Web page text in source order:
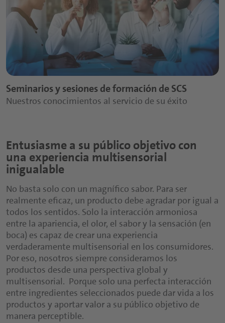
Bebidas sustitutivas de alimentos
Bebidas deportivas y con proteínas
Snacks nutritivos
Índice de Nutraceuticals
Cápsulas
Tabletas
Polvos
Gominolas
Edulcorantes de frutas
Índice de Soluciones de ciencias
sensoriales y del consumidor
para la cadena de suministro
Visitar el
Seminarios y sesiones de formación de SCS
Nuestros conocimientos al servicio de su éxito
Entusiasme a su público objetivo con
una experiencia multisensorial
inigualable
No basta solo con un magnífico sabor. Para ser
realmente eficaz, un producto debe agradar por igual a
todos los sentidos. Solo la interacción armoniosa
entre la apariencia, el olor, el sabor y la sensación (en
boca) es capaz de crear una experiencia
verdaderamente multisensorial en los consumidores.
Por eso, nosotros siempre consideramos los
productos desde una perspectiva global y
multisensorial. Porque solo una perfecta interacción
entre ingredientes seleccionados puede dar vida a los
productos y aportar valor a su público objetivo de
manera perceptible.